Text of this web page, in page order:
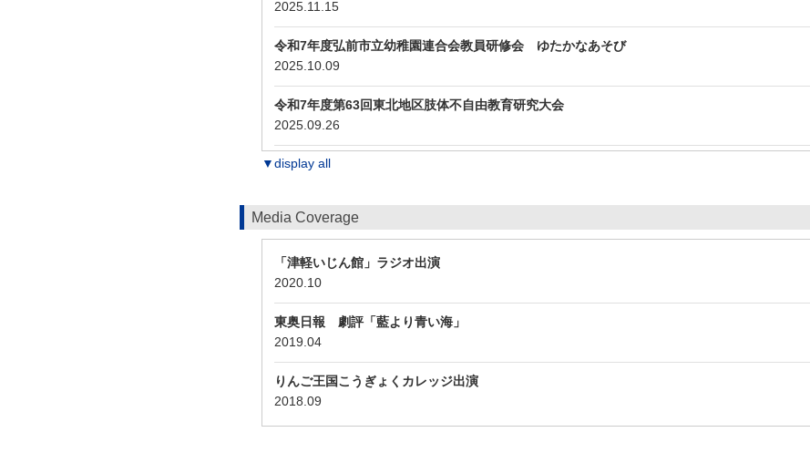
2025.11.15
令和7年度弘前市立幼稚園連合会教員研修会 ゆたかなあそび
2025.10.09
令和7年度第63回東北地区肢体不自由教育研究大会
2025.09.26
▼display all
Media Coverage
「津軽いじん館」ラジオ出演
2020.10
東奥日報 劇評「藍より青い海」
2019.04
りんご王国こうぎょくカレッジ出演
2018.09